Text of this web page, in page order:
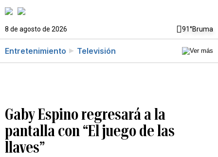
8 de agosto de 2026 91°Bruma
Entretenimiento Televisión
Gaby Espino regresará a la
pantalla con “El juego de las
llaves”